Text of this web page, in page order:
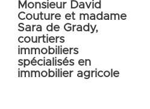
Monsieur David
Couture et madame
Sara de Grady,
courtiers
immobiliers
spécialisés en
immobilier agricole